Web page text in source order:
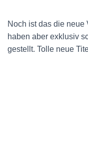
Noch ist das die neue
haben aber exklusiv
gestellt. Tolle neue